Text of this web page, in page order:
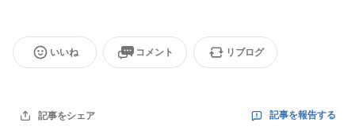
いいね コメント リブログ
記事をシェア 記事を報告する